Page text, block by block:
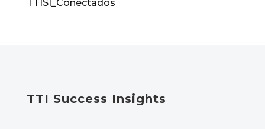
TTISI_Conectados
TTI Success Insights